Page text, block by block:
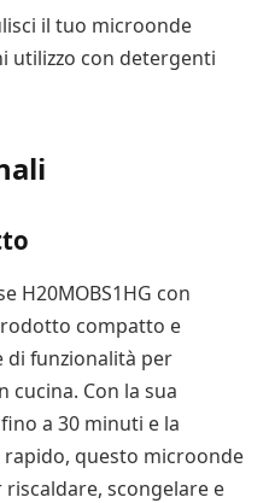
il tuo microonde
utilizzo con detergenti
H20MOBS1HG con
compatto e
di funzionalità per
cucina. Con la sua
a 30 minuti e la
questo microonde
scongelare e